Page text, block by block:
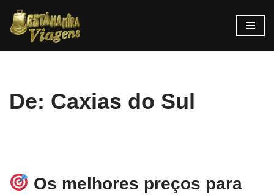
Pular
De: Caxias do Sul
Os melhores preços para